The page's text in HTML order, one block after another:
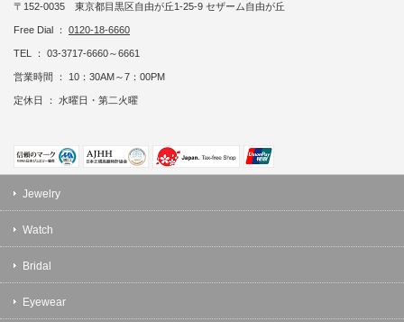
〒152-0035 東京都目黒区自由が丘1-25-9 セザーム自由が丘
Free Dial ： 0120-18-6660
TEL ： 03-3717-6660～6661
営業時間 ： 10：30AM～7：00PM
定休日 ： 水曜日・第二火曜
Jewelry
Watch
Bridal
Eyewear